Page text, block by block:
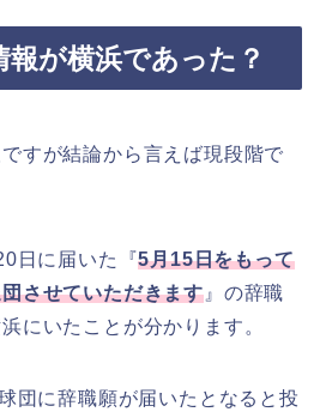
報が横浜であった？
すが結論から言えば現段階で
日に届いた『5月15日をもって
させていただきます 』の辞職
にいたことが分かります。
団に辞職願が届いたとなると投